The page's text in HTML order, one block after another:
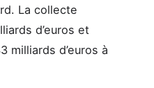
La collecte
d’euros et
milliards d’euros à